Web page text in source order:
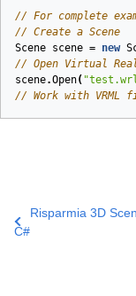
// For complete
// Create a Scene
Scene scene = new
// Open Virtual
scene.Open(
// Work with VRML
Risparmia 3D
C#